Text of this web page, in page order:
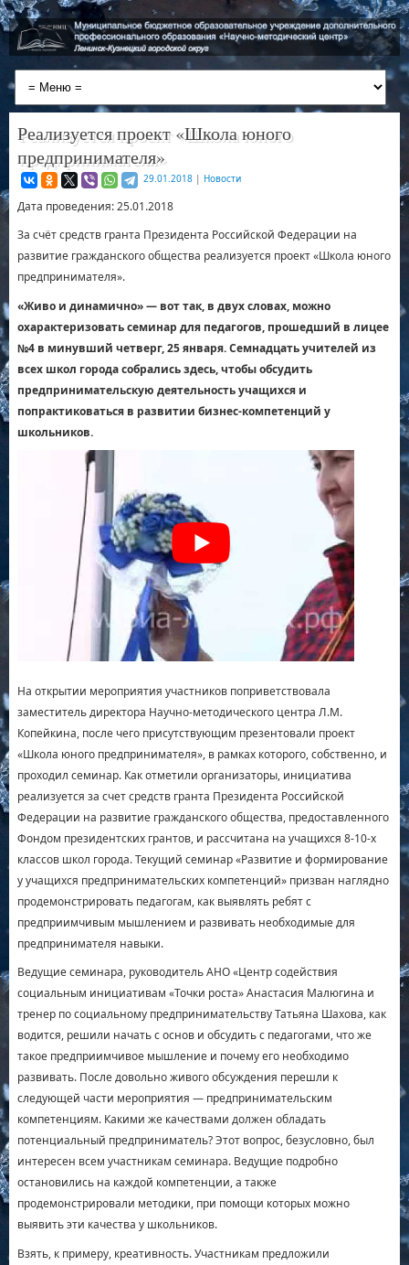
Реализуется проект «Школа юного
предпринимателя»
29.01.2018 | Новости
Дата проведения: 25.01.2018
За счёт средств гранта Президента Российской Федерации на
развитие гражданского общества реализуется проект «Школа юного
предпринимателя».
«Живо и динамично» — вот так, в двух словах, можно
охарактеризовать семинар для педагогов, прошедший в лицее
№4 в минувший четверг, 25 января. Семнадцать учителей из
всех школ города собрались здесь, чтобы обсудить
предпринимательскую деятельность учащихся и
попрактиковаться в развитии бизнес-компетенций у
школьников.
На открытии мероприятия участников поприветствовала
заместитель директора Научно-методического центра Л.М.
Копейкина, после чего присутствующим презентовали проект
«Школа юного предпринимателя», в рамках которого, собственно, и
проходил семинар. Как отметили организаторы, инициатива
реализуется за счет средств гранта Президента Российской
Федерации на развитие гражданского общества, предоставленного
Фондом президентских грантов, и рассчитана на учащихся 8-10-х
классов школ города. Текущий семинар «Развитие и формирование
у учащихся предпринимательских компетенций» призван наглядно
продемонстрировать педагогам, как выявлять ребят с
предприимчивым мышлением и развивать необходимые для
предпринимателя навыки.
Ведущие семинара, руководитель АНО «Центр содействия
социальным инициативам «Точки роста» Анастасия Малюгина и
тренер по социальному предпринимательству Татьяна Шахова, как
водится, решили начать с основ и обсудить с педагогами, что же
такое предприимчивое мышление и почему его необходимо
развивать. После довольно живого обсуждения перешли к
следующей части мероприятия — предпринимательским
компетенциям. Какими же качествами должен обладать
потенциальный предприниматель? Этот вопрос, безусловно, был
интересен всем участникам семинара. Ведущие подробно
остановились на каждой компетенции, а также
продемонстрировали методики, при помощи которых можно
выявить эти качества у школьников.
Взять, к примеру, креативность. Участникам предложили